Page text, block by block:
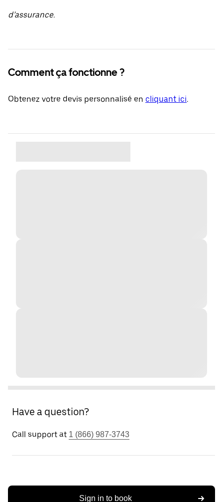
d’assurance.
Comment ça fonctionne ?
Obtenez votre devis personnalisé en cliquant ici.
Have a question?
Call support at 1 (866) 987-3743
Sign in to book